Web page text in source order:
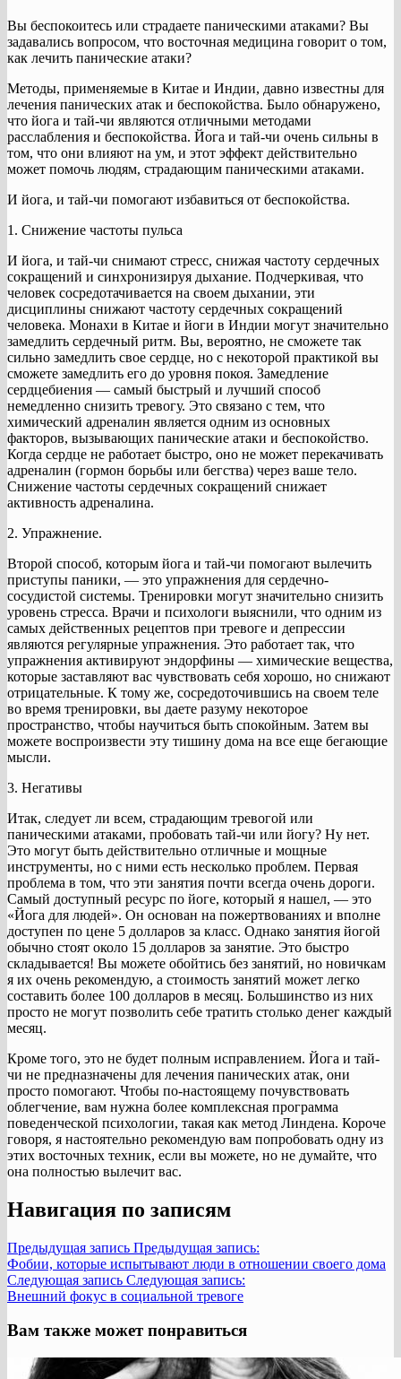
Вы беспокоитесь или страдаете паническими атаками? Вы
задавались вопросом, что восточная медицина говорит о том,
как лечить панические атаки?
Методы, применяемые в Китае и Индии, давно известны для
лечения панических атак и беспокойства. Было обнаружено,
что йога и тай-чи являются отличными методами
расслабления и беспокойства. Йога и тай-чи очень сильны в
том, что они влияют на ум, и этот эффект действительно
может помочь людям, страдающим паническими атаками.
И йога, и тай-чи помогают избавиться от беспокойства.
1. Снижение частоты пульса
И йога, и тай-чи снимают стресс, снижая частоту сердечных
сокращений и синхронизируя дыхание. Подчеркивая, что
человек сосредотачивается на своем дыхании, эти
дисциплины снижают частоту сердечных сокращений
человека. Монахи в Китае и йоги в Индии могут значительно
замедлить сердечный ритм. Вы, вероятно, не сможете так
сильно замедлить свое сердце, но с некоторой практикой вы
сможете замедлить его до уровня покоя. Замедление
сердцебиения — самый быстрый и лучший способ
немедленно снизить тревогу. Это связано с тем, что
химический адреналин является одним из основных
факторов, вызывающих панические атаки и беспокойство.
Когда сердце не работает быстро, оно не может перекачивать
адреналин (гормон борьбы или бегства) через ваше тело.
Снижение частоты сердечных сокращений снижает
активность адреналина.
2. Упражнение.
Второй способ, которым йога и тай-чи помогают вылечить
приступы паники, — это упражнения для сердечно-
сосудистой системы. Тренировки могут значительно снизить
уровень стресса. Врачи и психологи выяснили, что одним из
самых действенных рецептов при тревоге и депрессии
являются регулярные упражнения. Это работает так, что
упражнения активируют эндорфины — химические вещества,
которые заставляют вас чувствовать себя хорошо, но снижают
отрицательные. К тому же, сосредоточившись на своем теле
во время тренировки, вы даете разуму некоторое
пространство, чтобы научиться быть спокойным. Затем вы
можете воспроизвести эту тишину дома на все еще бегающие
мысли.
3. Негативы
Итак, следует ли всем, страдающим тревогой или
паническими атаками, пробовать тай-чи или йогу? Ну нет.
Это могут быть действительно отличные и мощные
инструменты, но с ними есть несколько проблем. Первая
проблема в том, что эти занятия почти всегда очень дороги.
Самый доступный ресурс по йоге, который я нашел, — это
«Йога для людей». Он основан на пожертвованиях и вполне
доступен по цене 5 долларов за класс. Однако занятия йогой
обычно стоят около 15 долларов за занятие. Это быстро
складывается! Вы можете обойтись без занятий, но новичкам
я их очень рекомендую, а стоимость занятий может легко
составить более 100 долларов в месяц. Большинство из них
просто не могут позволить себе тратить столько денег каждый
месяц.
Кроме того, это не будет полным исправлением. Йога и тай-
чи не предназначены для лечения панических атак, они
просто помогают. Чтобы по-настоящему почувствовать
облегчение, вам нужна более комплексная программа
поведенческой психологии, такая как метод Линдена. Короче
говоря, я настоятельно рекомендую вам попробовать одну из
этих восточных техник, если вы можете, но не думайте, что
она полностью вылечит вас.
Навигация по записям
Предыдущая запись Предыдущая запись:
Фобии, которые испытывают люди в отношении своего дома
Следующая запись Следующая запись:
Внешний фокус в социальной тревоге
Вам также может понравиться